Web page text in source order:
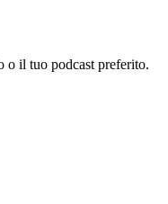
o il tuo podcast preferito.